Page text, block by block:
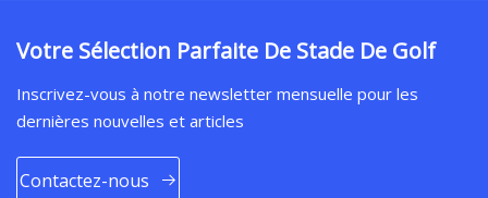
Votre Sélection Parfaite De Stade De Golf
Inscrivez-vous à notre newsletter mensuelle pour les
dernières nouvelles et articles
Contactez-nous